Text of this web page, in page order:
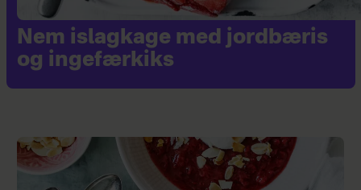
Nem islagkage med jordbæris
og ingefærkiks